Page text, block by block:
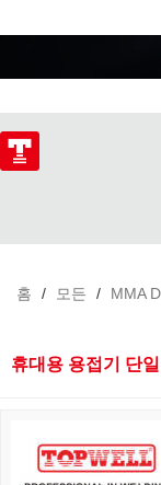
홈 / 모든 / MMA
휴대용 용접기 단